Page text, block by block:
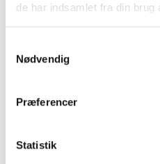
de har indsamlet fra din brug
Nødvendig
Præferencer
Statistik